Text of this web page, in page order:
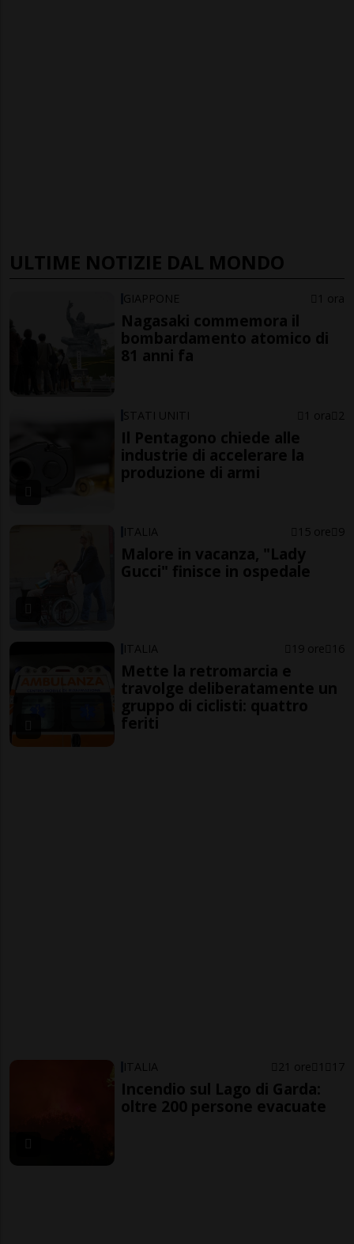
ULTIME NOTIZIE DAL MONDO
GIAPPONE 1 ora
Nagasaki commemora il
bombardamento atomico di
81 anni fa
STATI UNITI 1 ora 2
Il Pentagono chiede alle
industrie di accelerare la
produzione di armi
ITALIA 15 ore 9
Malore in vacanza, "Lady
Gucci" finisce in ospedale
ITALIA 19 ore 16
Mette la retromarcia e
travolge deliberatamente un
gruppo di ciclisti: quattro
feriti
ITALIA 21 ore 1 17
Incendio sul Lago di Garda:
oltre 200 persone evacuate